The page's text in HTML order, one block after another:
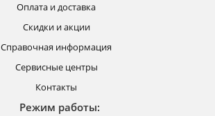
Оплата и доставка
Скидки и акции
Справочная информация
Сервисные центры
Контакты
Режим работы: